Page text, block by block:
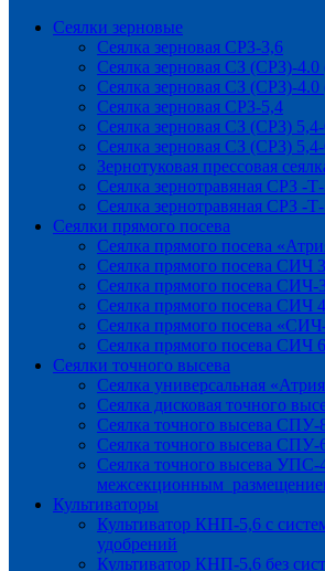
Сеялки зерновые
Сеялка зерновая СРЗ-3,6
Сеялка зерновая СЗ (СРЗ)-
Сеялка зерновая СЗ (СРЗ)-
Сеялка зерновая СРЗ-5,4
Сеялка зерновая СЗ (СРЗ) 5,4-
Сеялка зерновая СЗ (СРЗ)
Зернотуковая прессовая
Сеялка зернотравяная СРЗ -
Сеялка зернотравяная СРЗ -
Сеялки прямого посева
Сеялка прямого посева
Сеялка прямого посева СИЧ
Сеялка прямого посева
Сеялка прямого посева СИЧ
Сеялка прямого посева
Сеялка прямого посева СИЧ
Сеялки точного высева
Сеялка универсальная
Сеялка дисковая точного
Сеялка точного высева
Сеялка точного высева
Сеялка точного высева
межсекционным
Культиваторы
Культиватор КНП-5,6 с
удобрений
Культиватор КНП-5,6 без